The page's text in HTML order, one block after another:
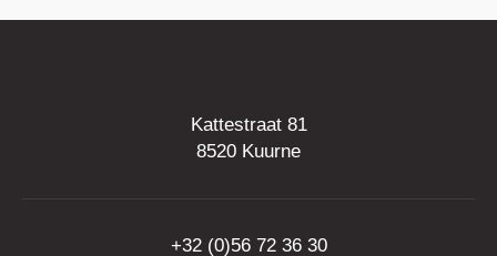
Kattestraat 81
8520 Kuurne
+32 (0)56 72 36 30